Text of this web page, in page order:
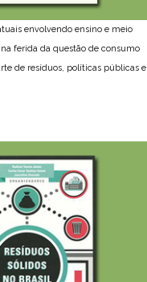
envolvendo ensino e meio
ferida da questão de consumo
de resíduos, políticas públicas e